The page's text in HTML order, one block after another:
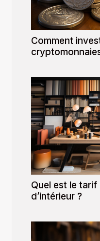
Comment
Quel est le tarif
d’intérieur ?